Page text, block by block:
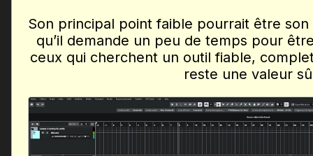
Son principal point faible pourrait être
qu’il demande un peu de temps pour
ceux qui cherchent un outil fiable,
reste une valeur